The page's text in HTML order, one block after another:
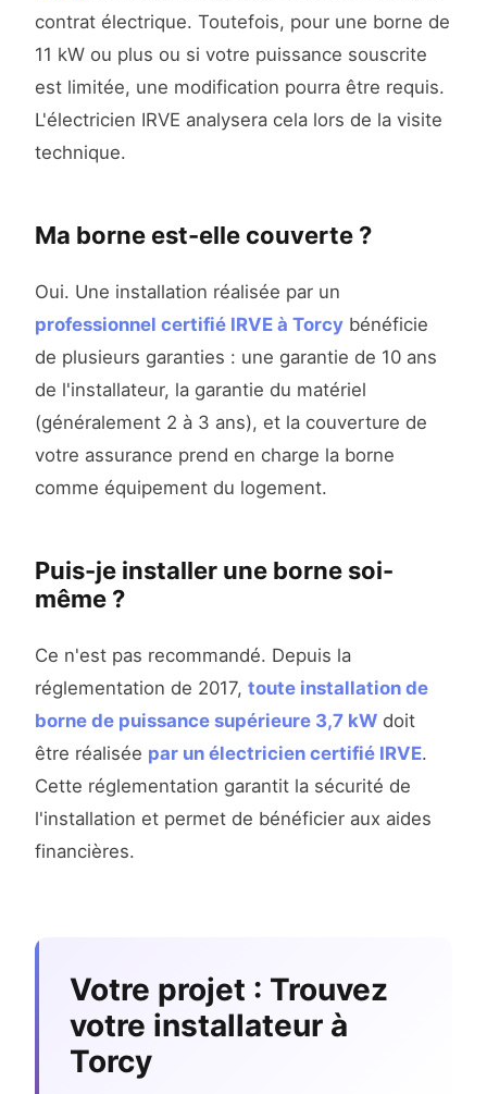
contrat électrique. Toutefois, pour une borne de
11 kW ou plus ou si votre puissance souscrite
est limitée, une modification pourra être requis.
L'électricien IRVE analysera cela lors de la visite
technique.
Ma borne est-elle couverte ?
Oui. Une installation réalisée par un
professionnel certifié IRVE à Torcy bénéficie
de plusieurs garanties : une garantie de 10 ans
de l'installateur, la garantie du matériel
(généralement 2 à 3 ans), et la couverture de
votre assurance prend en charge la borne
comme équipement du logement.
Puis-je installer une borne soi-
même ?
Ce n'est pas recommandé. Depuis la
réglementation de 2017, toute installation de
borne de puissance supérieure 3,7 kW doit
être réalisée par un électricien certifié IRVE.
Cette réglementation garantit la sécurité de
l'installation et permet de bénéficier aux aides
financières.
Votre projet : Trouvez
votre installateur à
Torcy